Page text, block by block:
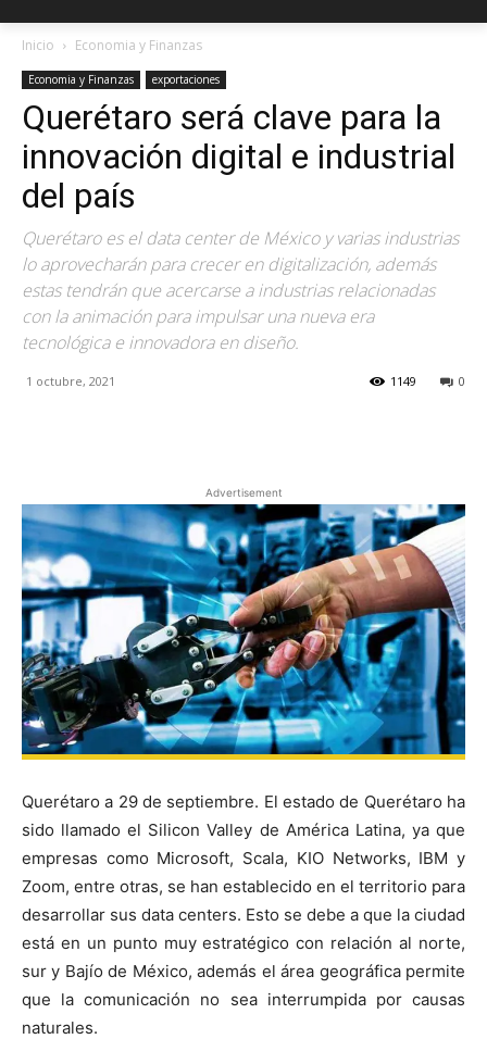
Inicio Economia y Finanzas
Economia y Finanzas exportaciones
Querétaro será clave para la
innovación digital e industrial
del país
Querétaro es el data center de México y varias industrias
lo aprovecharán para crecer en digitalización, además
estas tendrán que acercarse a industrias relacionadas
con la animación para impulsar una nueva era
tecnológica e innovadora en diseño.
1 octubre, 2021 0
1149
Advertisement
Querétaro a 29 de septiembre. El estado de Querétaro ha
sido llamado el Silicon Valley de América Latina, ya que
empresas como Microsoft, Scala, KIO Networks, IBM y
Zoom, entre otras, se han establecido en el territorio para
desarrollar sus data centers. Esto se debe a que la ciudad
está en un punto muy estratégico con relación al norte,
sur y Bajío de México, además el área geográfica permite
que la comunicación no sea interrumpida por causas
naturales.